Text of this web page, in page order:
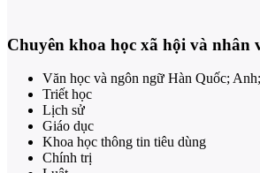
Chuyên khoa học xã hội và nhân
Văn học và ngôn ngữ Hàn Quốc;
Triết học
Lịch sử
Giáo dục
Khoa học thông tin tiêu dùng
Chính trị